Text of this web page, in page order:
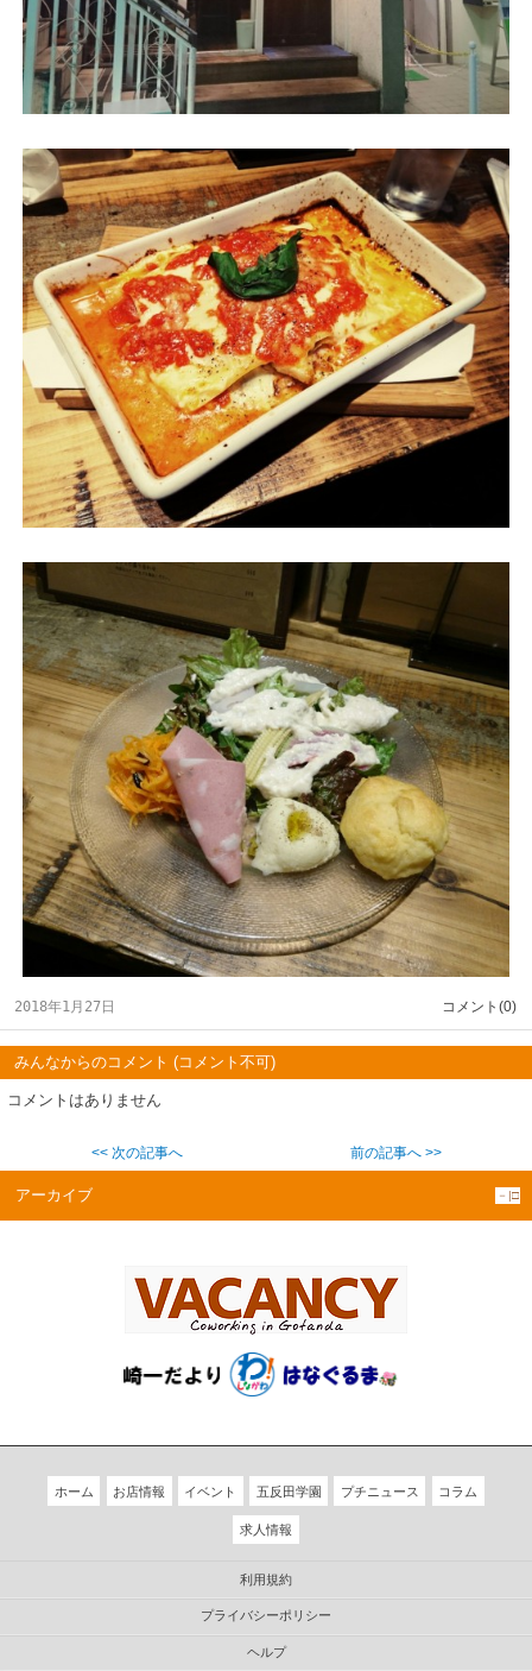
2018年1月27日 コメント(0)
みんなからのコメント (コメント不可)
コメントはありません
<< 次の記事へ 前の記事へ >>
アーカイブ －|□
ホーム お店情報 イベント 五反田学園 プチニュース コラム
求人情報
利用規約
プライバシーポリシー
ヘルプ